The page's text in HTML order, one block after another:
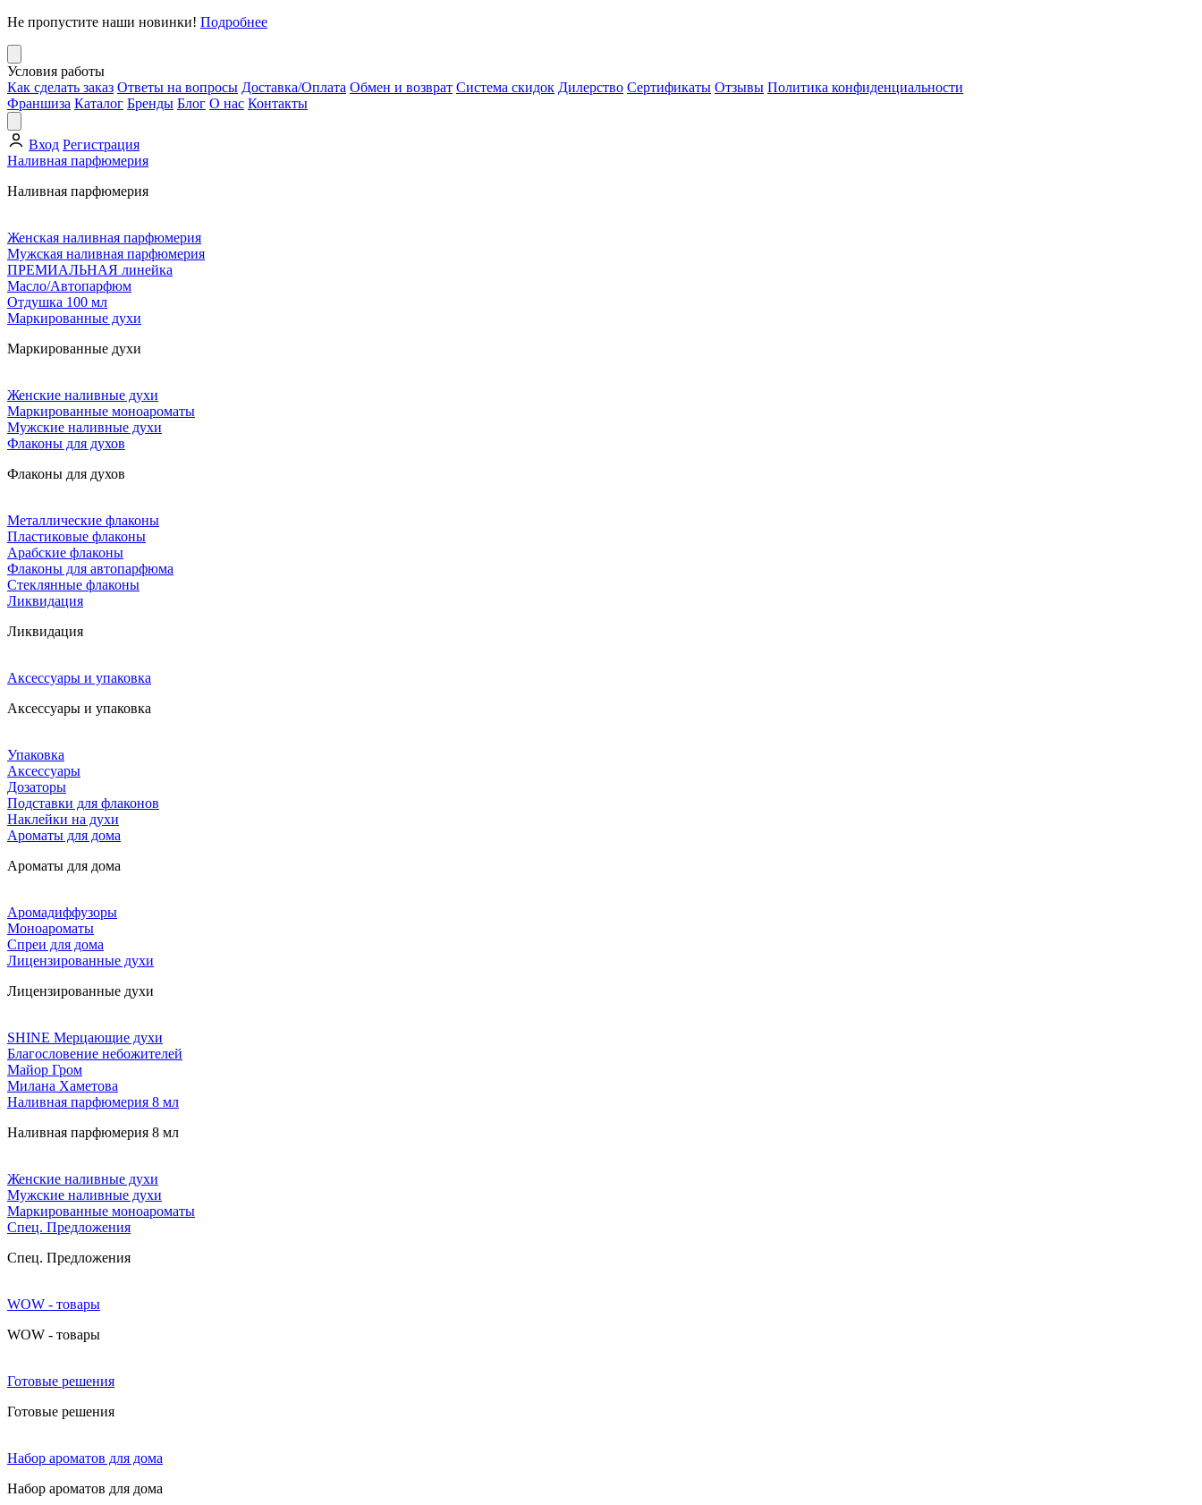
Не пропустите наши новинки! Подробнее
Условия работы
Как сделать заказ Ответы на вопросы Доставка/Оплата Обмен и возврат Система скидок Дилерство Сертификаты Отзывы Политика конфиденциальности
Франшиза Каталог Бренды Блог О нас Контакты
Вход Регистрация
Наливная парфюмерия
Наливная парфюмерия
Женская наливная парфюмерия
Мужская наливная парфюмерия
ПРЕМИАЛЬНАЯ линейка
Масло/Автопарфюм
Отдушка 100 мл
Маркированные духи
Маркированные духи
Женские наливные духи
Маркированные моноароматы
Мужские наливные духи
Флаконы для духов
Флаконы для духов
Металлические флаконы
Пластиковые флаконы
Арабские флаконы
Флаконы для автопарфюма
Стеклянные флаконы
Ликвидация
Ликвидация
Аксессуары и упаковка
Аксессуары и упаковка
Упаковка
Аксессуары
Дозаторы
Подставки для флаконов
Наклейки на духи
Ароматы для дома
Ароматы для дома
Аромадиффузоры
Моноароматы
Спреи для дома
Лицензированные духи
Лицензированные духи
SHINE Мерцающие духи
Благословение небожителей
Майор Гром
Милана Хаметова
Наливная парфюмерия 8 мл
Наливная парфюмерия 8 мл
Женские наливные духи
Мужские наливные духи
Маркированные моноароматы
Cпец. Предложения
Cпец. Предложения
WOW - товары
WOW - товары
Готовые решения
Готовые решения
Набор ароматов для дома
Набор ароматов для дома